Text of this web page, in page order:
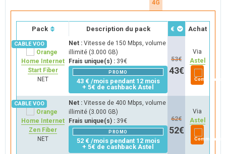
Pack Description du pack € Achat
Home Internet
Start Fiber
NET
Net : Vitesse de 150 Mbps, volume
illimité (3.000 GB)
Frais unique(s) : 39€
PROMO
43 € /mois pendant 12 mois
+ 5€ de cashback Astel
53€
43€
Via
Astel
Home Internet
Zen Fiber
NET
Net : Vitesse de 400 Mbps, volume
illimité (3.000 GB)
Frais unique(s) : 39€
PROMO
52 € /mois pendant 12 mois
+ 5€ de cashback Astel
62€
52€
Via
Astel